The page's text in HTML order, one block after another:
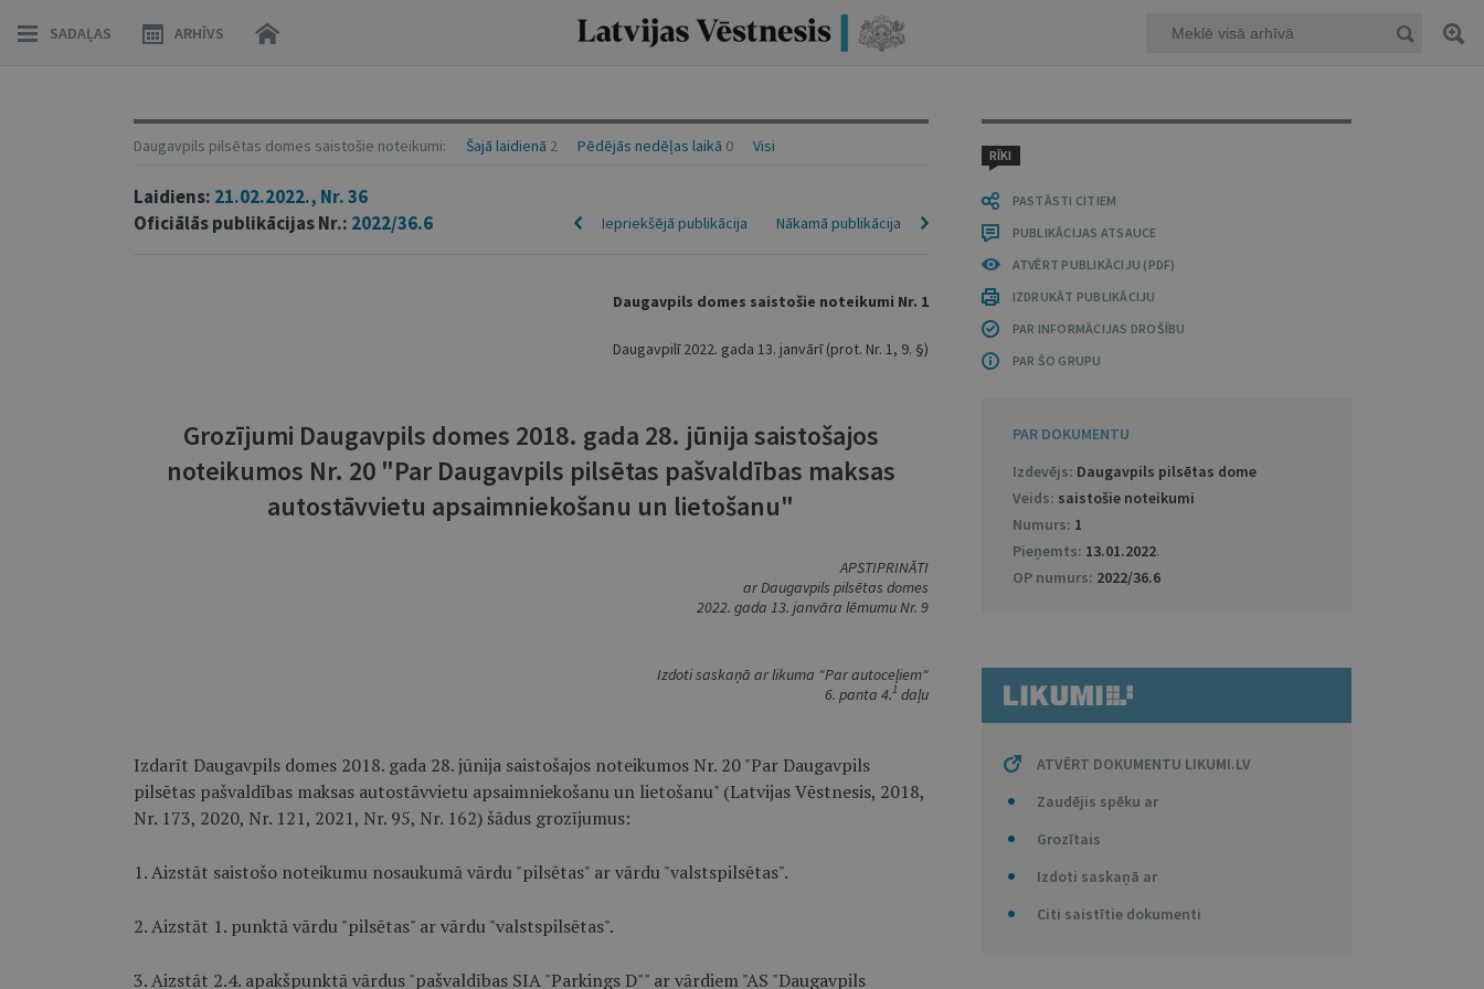
SADAĻAS ARHĪVS
RĪKI
PASTĀSTI CITIEM
PUBLIKĀCIJAS ATSAUCE
ATVĒRT PUBLIKĀCIJU (PDF)
IZDRUKĀT PUBLIKĀCIJU
PAR INFORMĀCIJAS DROŠĪBU
PAR ŠO GRUPU
PAR DOKUMENTU
Izdevējs: Daugavpils pilsētas dome
Veids: saistošie noteikumi
Numurs: 1
Pieņemts: 13.01.2022.
OP numurs: 2022/36.6
ATVĒRT DOKUMENTU LIKUMI.LV
Zaudējis spēku ar
Grozītais
Izdoti saskaņā ar
Citi saistītie dokumenti
Daugavpils pilsētas domes saistošie noteikumi: Šajā laidienā 2 Pēdējās nedēļas laikā 0 Visi
Laidiens: 21.02.2022., Nr. 36
Oficiālās publikācijas Nr.: 2022/36.6 Nākamā publikācija
Iepriekšējā publikācija
Daugavpils domes saistošie noteikumi Nr. 1
Daugavpilī 2022. gada 13. janvārī (prot. Nr. 1, 9. §)
Grozījumi Daugavpils domes 2018. gada 28. jūnija saistošajos
noteikumos Nr. 20 "Par Daugavpils pilsētas pašvaldības maksas
autostāvvietu apsaimniekošanu un lietošanu"
APSTIPRINĀTI
ar Daugavpils pilsētas domes
2022. gada 13. janvāra lēmumu Nr. 9
Izdoti saskaņā ar likuma "Par autoceļiem"
6. panta 4.1 daļu
Izdarīt Daugavpils domes 2018. gada 28. jūnija saistošajos noteikumos Nr. 20 "Par Daugavpils
pilsētas pašvaldības maksas autostāvvietu apsaimniekošanu un lietošanu" (Latvijas Vēstnesis, 2018,
Nr. 173, 2020, Nr. 121, 2021, Nr. 95, Nr. 162) šādus grozījumus:
1. Aizstāt saistošo noteikumu nosaukumā vārdu "pilsētas" ar vārdu "valstspilsētas".
2. Aizstāt 1. punktā vārdu "pilsētas" ar vārdu "valstspilsētas".
3. Aizstāt 2.4. apakšpunktā vārdus "pašvaldības SIA "Parkings D"" ar vārdiem "AS "Daugavpils